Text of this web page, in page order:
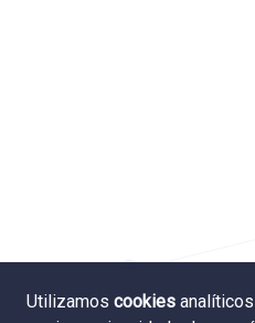
Utilizamos cookies